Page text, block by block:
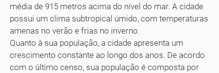
média de 915 metros acima do nível do mar. A cidade
possui um clima subtropical úmido, com temperaturas
amenas no verão e frias no inverno.
Quanto à sua população, a cidade apresenta um
crescimento constante ao longo dos anos. De acordo
com o último censo, sua população é composta por